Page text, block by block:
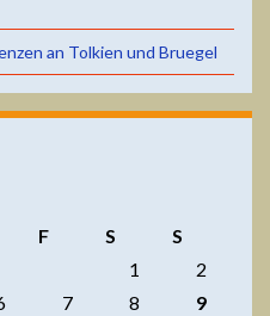
an Tolkien und Bruegel
F S
S
1
2
7 8
9